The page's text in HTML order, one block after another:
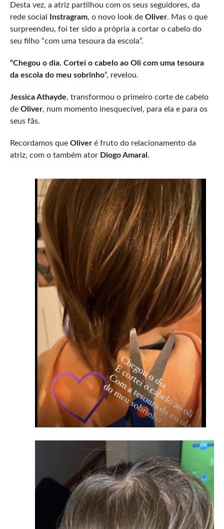
Desta vez, a atriz partilhou com os seus seguidores, da
rede social
Instragram, o novo look de Oliver. Mas o que
surpreendeu, foi ter sido a própria a cortar o cabelo do
seu filho “com uma tesoura da escola”.
“Chegou o dia. Cortei o cabelo ao Oli com uma tesoura
da escola do meu sobrinho“, revelou.
Jessica Athayde, transformou o primeiro corte de cabelo
de Oliver, num momento inesquecível, para ela e para os
seus fãs.
Recordamos que Oliveré fruto do relacionamento da
atriz, com o também ator Diogo Amaral .